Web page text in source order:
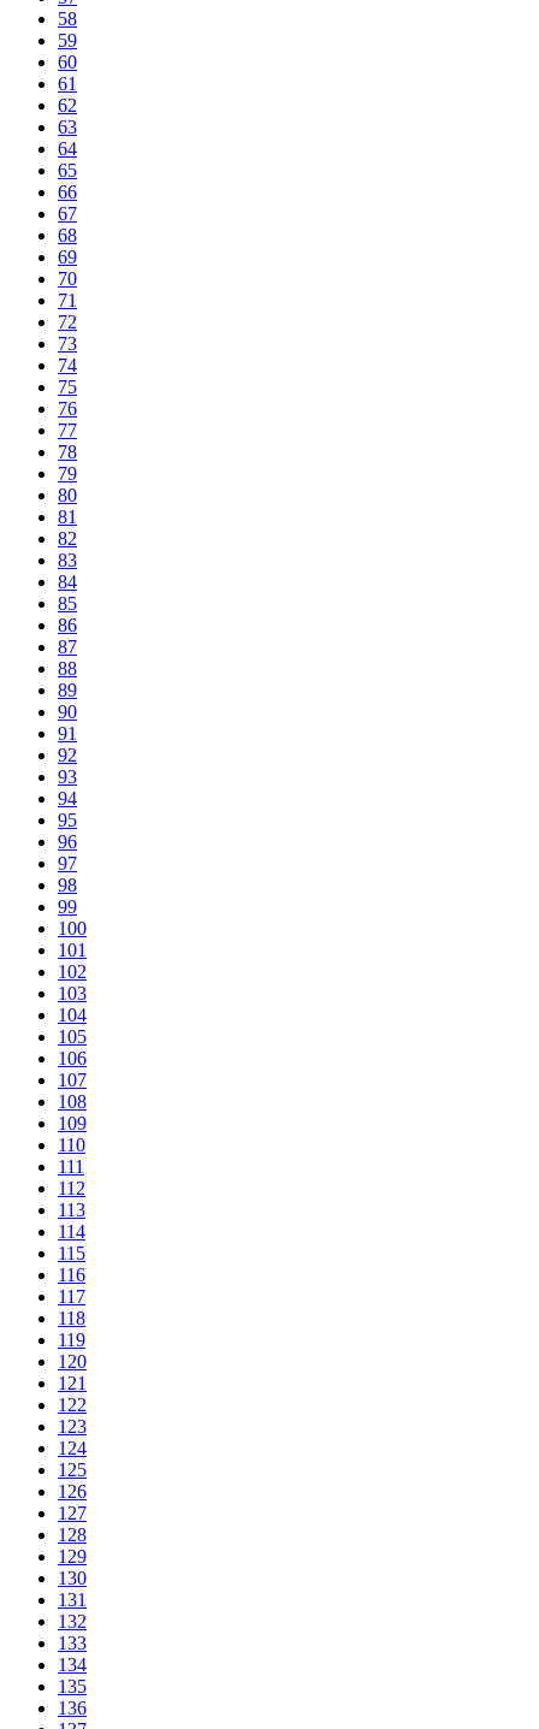
58
59
60
61
62
63
64
65
66
67
68
69
70
71
72
73
74
75
76
77
78
79
80
81
82
83
84
85
86
87
88
89
90
91
92
93
94
95
96
97
98
99
100
101
102
103
104
105
106
107
108
109
110
111
112
113
114
115
116
117
118
119
120
121
122
123
124
125
126
127
128
129
130
131
132
133
134
135
136